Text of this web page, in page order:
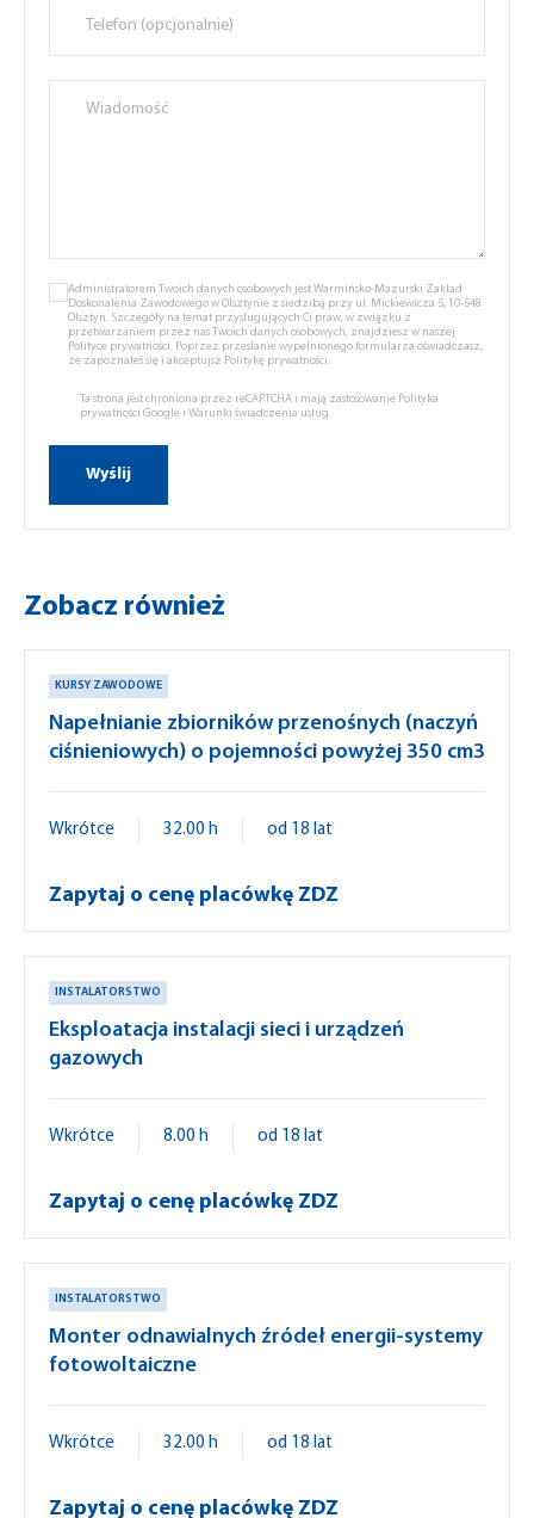
Administratorem Twoich danych osobowych jest Warmińsko-Mazurski Zakład
Doskonalenia Zawodowego w Olsztynie z siedzibą przy ul. Mickiewicza 5, 10-548
Olsztyn. Szczegóły na temat przysługujących Ci praw, w związku z
przetwarzaniem przez nas Twoich danych osobowych, znajdziesz w naszej
Polityce prywatności. Poprzez przesłanie wypełnionego formularza oświadczasz,
że zapoznałeś się i akceptujsz Politykę prywatności.
Ta strona jest chroniona przez reCAPTCHA i mają zastosowanie Polityka
prywatności Google i Warunki świadczenia usług
Zobacz również
KURSY ZAWODOWE
Napełnianie zbiorników przenośnych (naczyń
ciśnieniowych) o pojemności powyżej 350 cm3
Wkrótce 32.00 h od 18 lat
Zapytaj o cenę placówkę ZDZ
INSTALATORSTWO
Eksploatacja instalacji sieci i urządzeń
gazowych
Wkrótce 8.00 h od 18 lat
Zapytaj o cenę placówkę ZDZ
INSTALATORSTWO
Monter odnawialnych źródeł energii-systemy
fotowoltaiczne
Wkrótce 32.00 h od 18 lat
Zapytaj o cenę placówkę ZDZ